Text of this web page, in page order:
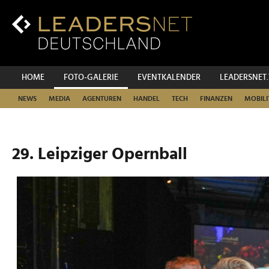
Inhalt
Hauptnavigation
HOME FOTO-GALERIE EVENTKALENDER
NEWS MEDIA AGENTUREN HANDEL TECH FINANZEN
29. Leipziger Opernball